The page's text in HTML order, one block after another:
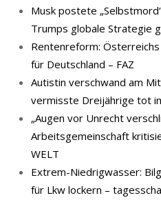
Musk postete
Trumps globale Strategie
Rentenreform:
für Deutschland – FAZ
Autistin verschwand am
vermisste Dreijährige tot
„Augen vor Unrecht
Arbeitsgemeinschaft
WELT
Extrem-Niedrigwasser:
für Lkw lockern –